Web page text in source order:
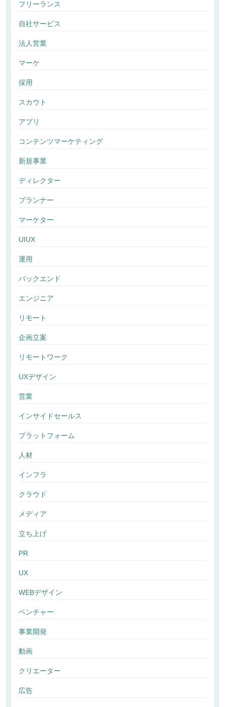
フリーランス
自社サービス
法人営業
マーケ
採用
スカウト
アプリ
コンテンツマーケティング
新規事業
ディレクター
プランナー
マーケター
UIUX
運用
バックエンド
エンジニア
リモート
企画立案
リモートワーク
UXデザイン
営業
インサイドセールス
プラットフォーム
人材
インフラ
クラウド
メディア
立ち上げ
PR
UX
WEBデザイン
ベンチャー
事業開発
動画
クリエーター
広告